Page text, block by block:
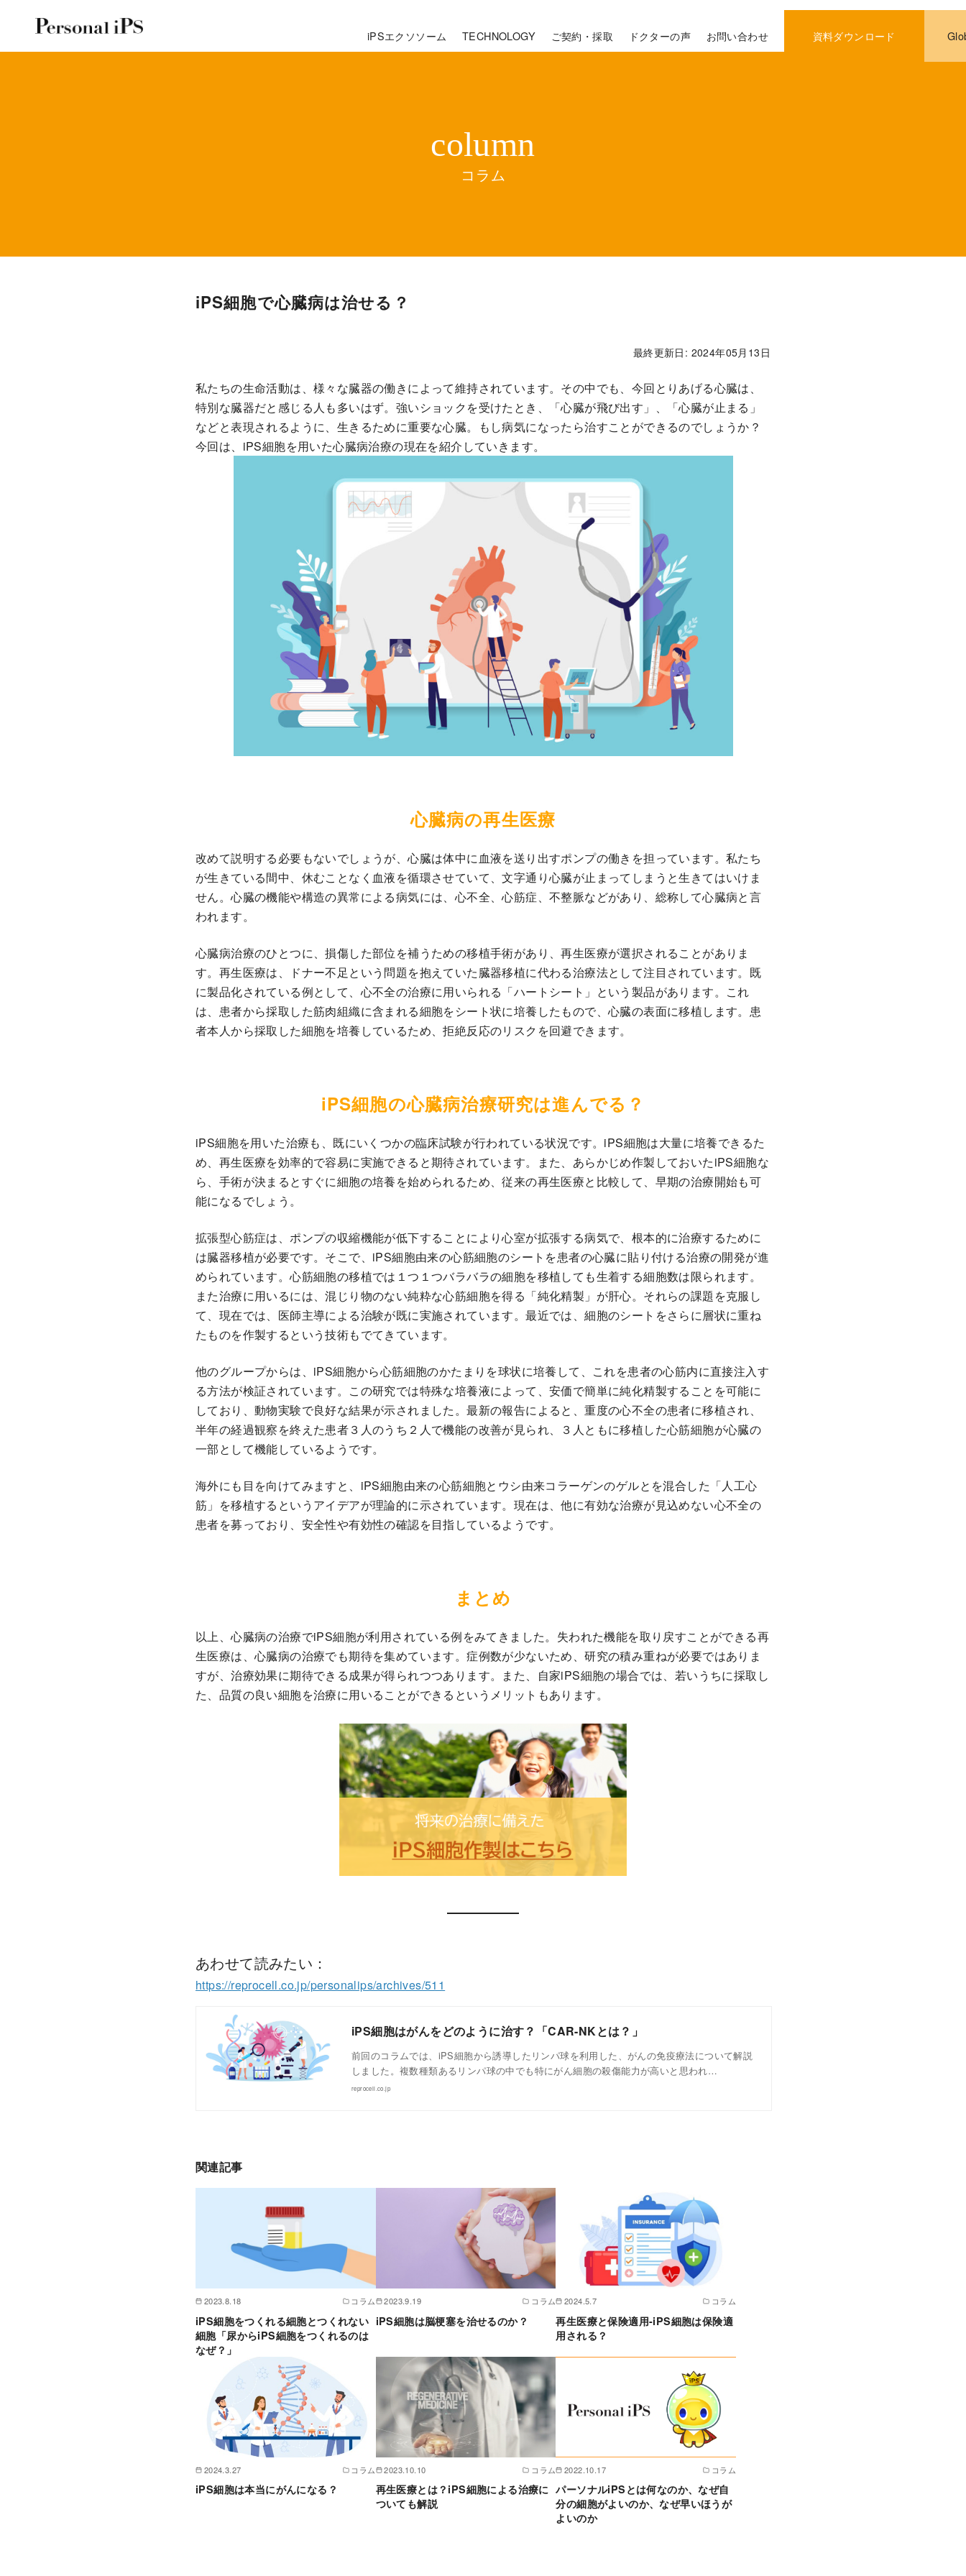
コラム
iPSエクソソーム TECHNOLOGY ご契約・採取 ドクターの声 お問い合わせ 資料ダウンロード
iPS細胞で心臓病は治せる？
最終更新日: 2024年05月13日
私たちの生命活動は、様々な臓器の働きによって維持されています。その中でも、今回とりあげる心臓は、
特別な臓器だと感じる人も多いはず。強いショックを受けたとき、「心臓が飛び出す」、「心臓が止まる」
などと表現されるように、生きるために重要な心臓。もし病気になったら治すことができるのでしょうか？
今回は、iPS細胞を用いた心臓病治療の現在を紹介していきます。
心臓病の再生医療
改めて説明する必要もないでしょうが、心臓は体中に血液を送り出すポンプの働きを担っています。私たち
が生きている間中、休むことなく血液を循環させていて、文字通り心臓が止まってしまうと生きてはいけま
せん。心臓の機能や構造の異常による病気には、心不全、心筋症、不整脈などがあり、総称して心臓病と言
われます。
心臓病治療のひとつに、損傷した部位を補うための移植手術があり、再生医療が選択されることがありま
す。再生医療は、ドナー不足という問題を抱えていた臓器移植に代わる治療法として注目されています。既
に製品化されている例として、心不全の治療に用いられる「ハートシート」という製品があります。これ
は、患者から採取した筋肉組織に含まれる細胞をシート状に培養したもので、心臓の表面に移植します。患
者本人から採取した細胞を培養しているため、拒絶反応のリスクを回避できます。
iPS細胞の心臓病治療研究は進んでる？
iPS細胞を用いた治療も、既にいくつかの臨床試験が行われている状況です。iPS細胞は大量に培養できるた
め、再生医療を効率的で容易に実施できると期待されています。また、あらかじめ作製しておいたiPS細胞な
ら、手術が決まるとすぐに細胞の培養を始められるため、従来の再生医療と比較して、早期の治療開始も可
能になるでしょう。
拡張型心筋症は、ポンプの収縮機能が低下することにより心室が拡張する病気で、根本的に治療するために
は臓器移植が必要です。そこで、iPS細胞由来の心筋細胞のシートを患者の心臓に貼り付ける治療の開発が進
められています。心筋細胞の移植では１つ１つバラバラの細胞を移植しても生着する細胞数は限られます。
また治療に用いるには、混じり物のない純粋な心筋細胞を得る「純化精製」が肝心。それらの課題を克服し
て、現在では、医師主導による治験が既に実施されています。最近では、細胞のシートをさらに層状に重ね
たものを作製するという技術もでてきています。
他のグループからは、iPS細胞から心筋細胞のかたまりを球状に培養して、これを患者の心筋内に直接注入す
る方法が検証されています。この研究では特殊な培養液によって、安価で簡単に純化精製することを可能に
しており、動物実験で良好な結果が示されました。最新の報告によると、重度の心不全の患者に移植され、
半年の経過観察を終えた患者３人のうち２人で機能の改善が見られ、３人ともに移植した心筋細胞が心臓の
一部として機能しているようです。
海外にも目を向けてみますと、iPS細胞由来の心筋細胞とウシ由来コラーゲンのゲルとを混合した「人工心
筋」を移植するというアイデアが理論的に示されています。現在は、他に有効な治療が見込めない心不全の
患者を募っており、安全性や有効性の確認を目指しているようです。
まとめ
以上、心臓病の治療でiPS細胞が利用されている例をみてきました。失われた機能を取り戻すことができる再
生医療は、心臓病の治療でも期待を集めています。症例数が少ないため、研究の積み重ねが必要ではありま
すが、治療効果に期待できる成果が得られつつあります。また、自家iPS細胞の場合では、若いうちに採取し
た、品質の良い細胞を治療に用いることができるというメリットもあります。
あわせて読みたい：
https://reprocell.co.jp/personalips/archives/511
iPS細胞はがんをどのように治す？「CAR-NKとは？」
前回のコラムでは、iPS細胞から誘導したリンパ球を利用した、がんの免疫療法について解説
しました。複数種類あるリンパ球の中でも特にがん細胞の殺傷能力が高いと思われ…
reprocell.co.jp
関連記事
2023.8.18 コラム
iPS細胞をつくれる細胞とつくれない
細胞「尿からiPS細胞をつくれるのは
なぜ？」
2023.9.19 コラム
iPS細胞は脳梗塞を治せるのか？
2024.5.7 コラム
再生医療と保険適用-iPS細胞は保険適
用される？
2024.3.27 コラム
iPS細胞は本当にがんになる？
2023.10.10 コラム
再生医療とは？iPS細胞による治療に
ついても解説
2022.10.17 コラム
パーソナルiPSとは何なのか、なぜ自
分の細胞がよいのか、なぜ早いほうが
よいのか